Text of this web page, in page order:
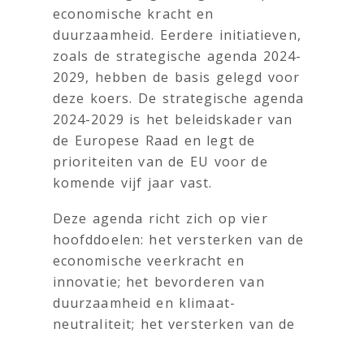
economische kracht en
duurzaamheid. Eerdere initiatieven,
zoals de strategische agenda 2024-
2029, hebben de basis gelegd voor
deze koers. De strategische agenda
2024-2029 is het beleidskader van
de Europese Raad en legt de
prioriteiten van de EU voor de
komende vijf jaar vast.
Deze agenda richt zich op vier
hoofddoelen: het versterken van de
economische veerkracht en
innovatie; het bevorderen van
duurzaamheid en klimaat-
neutraliteit; het versterken van de